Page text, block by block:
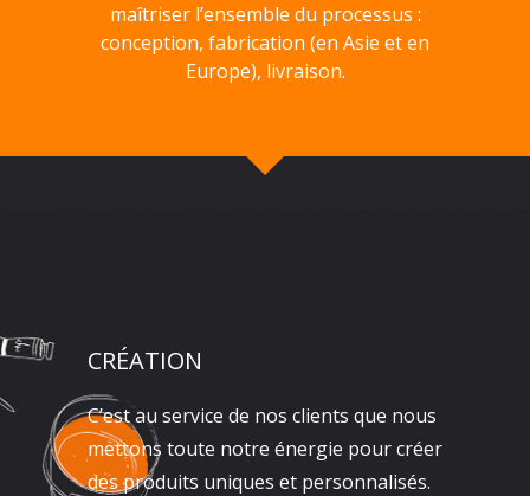
maîtriser l’ensemble du processus :
conception, fabrication (en Asie et en
Europe), livraison.
CRÉATION
C’est au service de nos clients que nous
mettons toute notre énergie pour créer
des produits uniques et personnalisés.